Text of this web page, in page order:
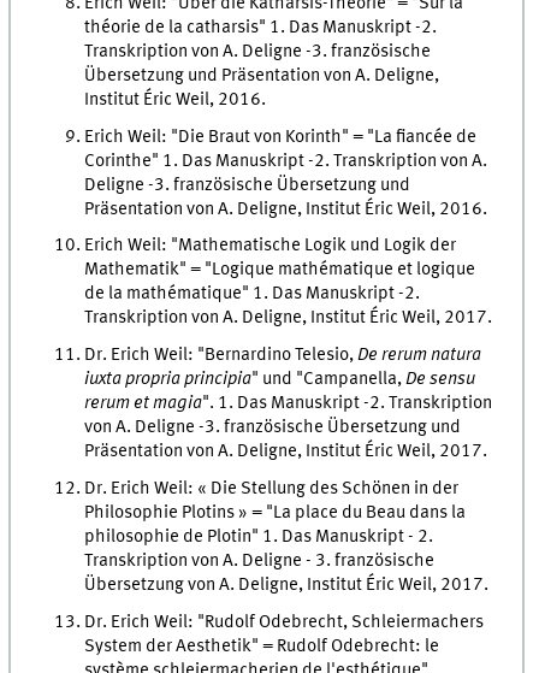
théorie de la catharsis" 1. Das Manuskript -2.
Transkription von A. Deligne -3. französische
Übersetzung und Präsentation von A. Deligne,
Institut Éric Weil, 2016.
Erich Weil: "Die Braut von Korinth" = "La fiancée de
Corinthe" 1. Das Manuskript -2. Transkription von A.
Deligne -3. französische Übersetzung und
Präsentation von A. Deligne, Institut Éric Weil, 2016.
Erich Weil: "Mathematische Logik und Logik der
Mathematik" = "Logique mathématique et logique
de la mathématique" 1. Das Manuskript -2.
Transkription von A. Deligne, Institut Éric Weil, 2017.
Dr. Erich Weil: "Bernardino Telesio,De rerum natura
iuxta propriaprincipia" und "Campanella,De sensu
rerum et magia". 1. Das Manuskript -2. Transkription
von A. Deligne -3. französische Übersetzung und
Präsentation von A. Deligne, Institut Éric Weil, 2017.
Dr. Erich Weil: « Die Stellung des Schönen in der
Philosophie Plotins » = "La place du Beau dans la
philosophie de Plotin" 1. Das Manuskript - 2.
Transkription von A. Deligne - 3. französische
Übersetzung von A. Deligne, Institut Éric Weil, 2017.
Dr. Erich Weil: "Rudolf Odebrecht, Schleiermachers
System der Aesthetik" = Rudolf Odebrecht: le